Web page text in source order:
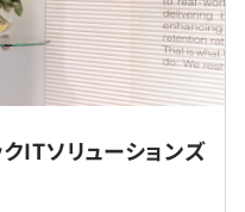
ます！
率を増やしたい」「社内
運営に携わりたい」「グ
幅広いキャリア選択が魅
、エンジニアが「技術の
想とするキャリアの実現
ト先への配属となりま
ITソリューションズ